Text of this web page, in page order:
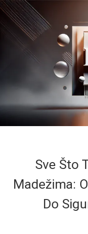
Sve Što
Madežima:
Do